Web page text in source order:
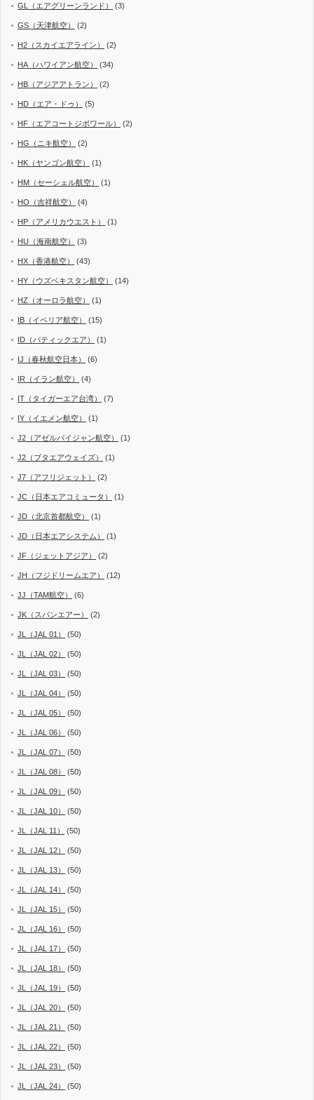
GL（エアグリーンランド） (3)
GS（天津航空） (2)
H2（スカイエアライン） (2)
HA（ハワイアン航空） (34)
HB（アジアアトラン） (2)
HD（エア・ドゥ） (5)
HF（エアコートジボワール） (2)
HG（ニキ航空） (2)
HK（ヤンゴン航空） (1)
HM（セーシェル航空） (1)
HO（吉祥航空） (4)
HP（アメリカウエスト） (1)
HU（海南航空） (3)
HX（香港航空） (43)
HY（ウズベキスタン航空） (14)
HZ（オーロラ航空） (1)
IB（イベリア航空） (15)
ID（バティックエア） (1)
IJ（春秋航空日本） (6)
IR（イラン航空） (4)
IT（タイガーエア台湾） (7)
IY（イエメン航空） (1)
J2（アゼルバイジャン航空） (1)
J2（ブタエアウェイズ） (1)
J7（アフリジェット） (2)
JC（日本エアコミュータ） (1)
JD（北京首都航空） (1)
JD（日本エアシステム） (1)
JF（ジェットアジア） (2)
JH（フジドリームエア） (12)
JJ（TAM航空） (6)
JK（スパンエアー） (2)
JL（JAL 01） (50)
JL（JAL 02） (50)
JL（JAL 03） (50)
JL（JAL 04） (50)
JL（JAL 05） (50)
JL（JAL 06） (50)
JL（JAL 07） (50)
JL（JAL 08） (50)
JL（JAL 09） (50)
JL（JAL 10） (50)
JL（JAL 11） (50)
JL（JAL 12） (50)
JL（JAL 13） (50)
JL（JAL 14） (50)
JL（JAL 15） (50)
JL（JAL 16） (50)
JL（JAL 17） (50)
JL（JAL 18） (50)
JL（JAL 19） (50)
JL（JAL 20） (50)
JL（JAL 21） (50)
JL（JAL 22） (50)
JL（JAL 23） (50)
JL（JAL 24） (50)